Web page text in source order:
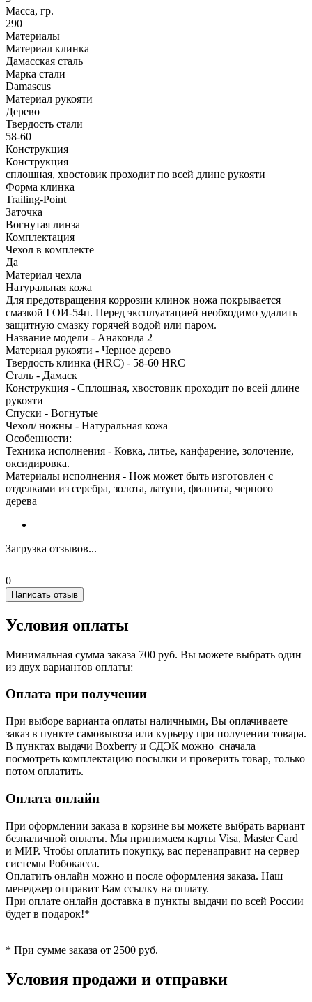
Масса, гр.
290
Материалы
Материал клинка
Дамасская сталь
Марка стали
Damascus
Материал рукояти
Дерево
Твердость стали
58-60
Конструкция
Конструкция
сплошная, хвостовик проходит по всей длине рукояти
Форма клинка
Trailing-Point
Заточка
Вогнутая линза
Комплектация
Чехол в комплекте
Да
Материал чехла
Натуральная кожа
Для предотвращения коррозии клинок ножа покрывается
смазкой ГОИ-54п. Перед эксплуатацией необходимо удалить
защитную смазку горячей водой или паром.
Название модели - Анаконда 2
Материал рукояти - Черное дерево
Твердость клинка (HRC) - 58-60 HRC
Сталь - Дамаск
Конструкция - Сплошная, хвостовик проходит по всей длине
рукояти
Спуски - Вогнутые
Чехол/ ножны - Натуральная кожа
Особенности:
Техника исполнения - Ковка, литье, канфарение, золочение,
оксидировка.
Материалы исполнения - Нож может быть изготовлен с
отделками из серебра, золота, латуни, фианита, черного
дерева
Загрузка отзывов...
0
Написать отзыв
Условия оплаты
Минимальная сумма заказа 700 руб. Вы можете выбрать один
из двух вариантов оплаты:
Оплата при получении
При выборе варианта оплаты наличными, Вы оплачиваете
заказ в пункте самовывоза или курьеру при получении товара.
В пунктах выдачи Boxberry и СДЭК можно сначала
посмотреть комплектацию посылки и проверить товар, только
потом оплатить.
Оплата онлайн
При оформлении заказа в корзине вы можете выбрать вариант
безналичной оплаты. Мы принимаем карты Visa, Master Card
и МИР. Чтобы оплатить покупку, вас перенаправит на сервер
системы Робокасса.
Оплатить онлайн можно и после оформления заказа. Наш
менеджер отправит Вам ссылку на оплату.
При оплате онлайн доставка в пункты выдачи по всей России
будет в подарок!*
* При сумме заказа от 2500 руб.
Условия продажи и отправки